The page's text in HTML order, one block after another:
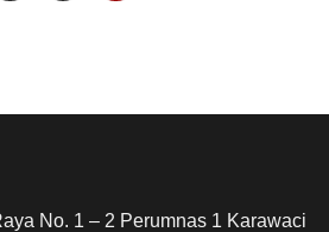
No. 1 – 2 Perumnas 1 Karawaci